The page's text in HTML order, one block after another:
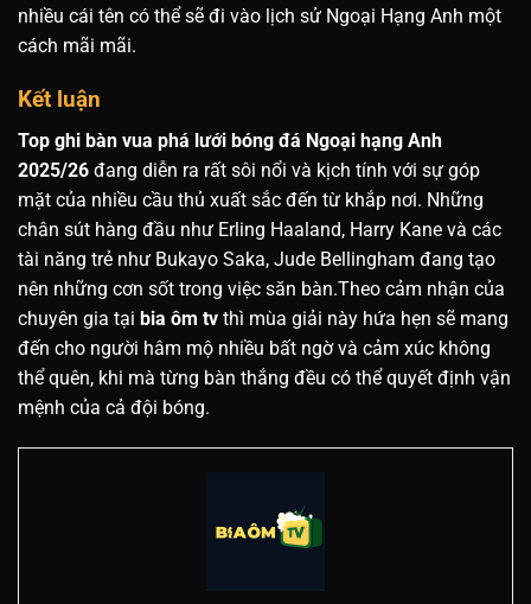
nhiều cái tên có thể sẽ đi vào lịch sử Ngoại Hạng Anh một
cách mãi mãi.
Kết luận
Top ghi bàn vua phá lưới bóng đá Ngoại hạng Anh
2025/26 đang diễn ra rất sôi nổi và kịch tính với sự góp
mặt của nhiều cầu thủ xuất sắc đến từ khắp nơi. Những
chân sút hàng đầu như Erling Haaland, Harry Kane và các
tài năng trẻ như Bukayo Saka, Jude Bellingham đang tạo
nên những cơn sốt trong việc săn bàn.Theo cảm nhận của
chuyên gia tại bia ôm tv thì mùa giải này hứa hẹn sẽ mang
đến cho người hâm mộ nhiều bất ngờ và cảm xúc không
thể quên, khi mà từng bàn thắng đều có thể quyết định vận
mệnh của cả đội bóng.